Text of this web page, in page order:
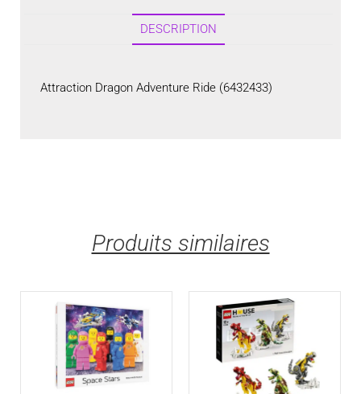
DESCRIPTION
Attraction Dragon Adventure Ride (6432433)
Produits similaires